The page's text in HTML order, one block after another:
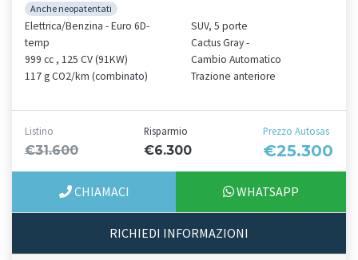
Anche neopatentati
Elettrica/Benzina - Euro 6D-
temp
999 cc , 125 CV (91KW)
117 g CO2/km (combinato)
SUV, 5 porte
Cactus Gray -
Cambio Automatico
Trazione anteriore
Listino
€31.600
Risparmio
€6.300
Prezzo Autosas
€25.300
CHIAMACI WHATSAPP
RICHIEDI INFORMAZIONI